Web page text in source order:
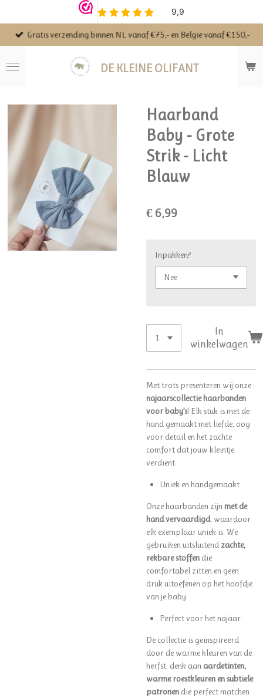
direct
naar
hoofdinhoud
DE KLEINE OLIFANT
Gratis verzending binnen NL vanaf €75,- en Belgie vanaf €150,-
Haarband
Baby - Grote
Strik - Licht
Blauw
€ 6,99
Inpakken?
In
winkelwagen
Met trots presenteren wij onze
najaarscollectie haarbanden
voor baby’s! Elk stuk is met de
hand gemaakt met liefde, oog
voor detail en het zachte
comfort dat jouw kleintje
verdient.
Uniek en handgemaakt
Onze haarbanden zijn met de
hand vervaardigd, waardoor
elk exemplaar uniek is. We
gebruiken uitsluitend zachte,
rekbare stoffendie
comfortabel zitten en geen
druk uitoefenen op het hoofdje
van je baby.
Perfect voor het najaar
De collectie is geïnspireerd
door de warme kleuren van de
herfst: denk aan aardetinten,
warme roestkleuren en subtiele
patronendie perfect matchen